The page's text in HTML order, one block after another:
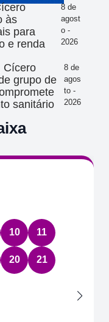
às
para
e renda
8 de
agost
o -
2026
Cícero
grupo de
sanitário
8 de
agos
to -
2026
10 11
20 21